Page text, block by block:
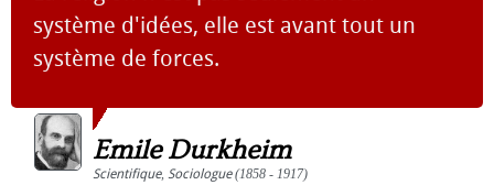
système d'idées, elle est avant tout un
système de forces.
Emile Durkheim
Scientifique, Sociologue(1858 - 1917)